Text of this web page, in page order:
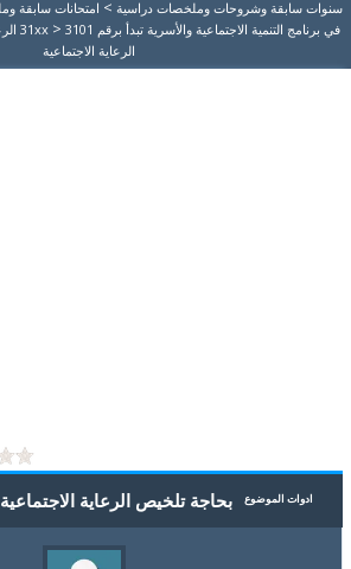
سنوات سابقة وشروحات وملخصات دراسية > امتحانات سابقة
في برنامج التنمية الاجتماعية والأسرية تبدأ برقم 31xx
> 3101 الرعاية الاجتماعية
الرعاية الاجتماعية
ادوات الموضوع بحاجة تلخيص الرعاية الاجتماعية